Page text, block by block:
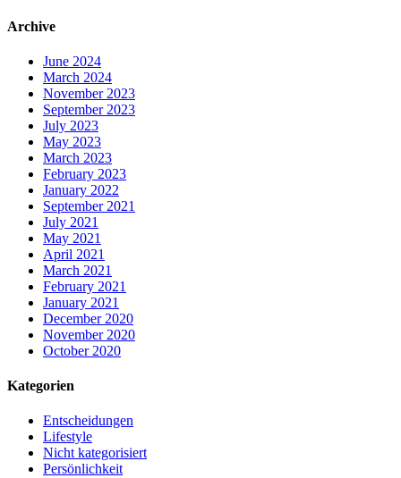
Archive
June 2024
March 2024
November 2023
September 2023
July 2023
May 2023
March 2023
February 2023
January 2022
September 2021
July 2021
May 2021
April 2021
March 2021
February 2021
January 2021
December 2020
November 2020
October 2020
Kategorien
Entscheidungen
Lifestyle
Nicht kategorisiert
Persönlichkeit